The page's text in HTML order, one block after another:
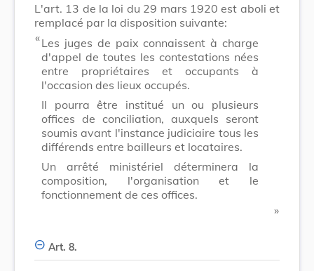
L'art. 13 de la loi du 29 mars 1920 est aboli et
remplacé par la disposition suivante:
​ «Les juges de paix connaissent à charge
d'appel de toutes les contestations nées
entre propriétaires et occupants à
l'occasion des lieux occupés.
Il pourra être institué un ou plusieurs
offices de conciliation, auxquels seront
soumis avant l'instance judiciaire tous les
différends entre bailleurs et locataires.
Un arrêté ministériel déterminera la
composition, l'organisation et le
fonctionnement de ces offices.
​ »
Art. 8.